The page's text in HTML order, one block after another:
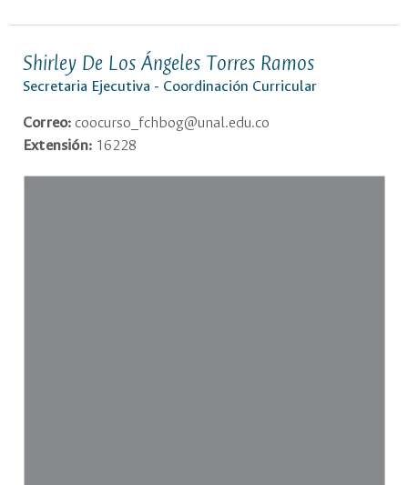
Shirley De Los Ángeles Torres Ramos
Secretaria Ejecutiva - Coordinación Curricular
Correo: coocurso_fchbog@unal.edu.co
Extensión: 16228